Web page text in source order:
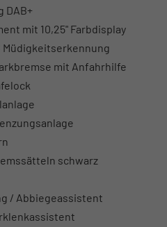
DAB+
mit 10,25" Farbdisplay
mit Anfahrhilfe
schwarz
/ Abbiegeassistent